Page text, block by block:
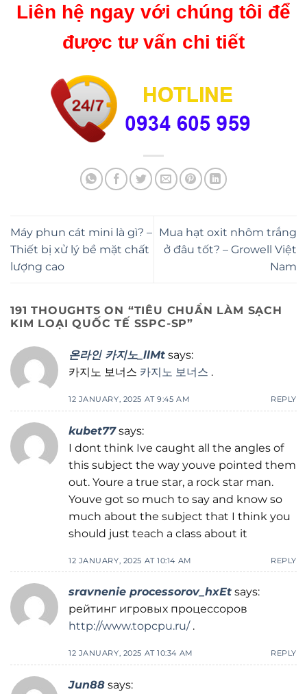
Liên hệ ngay với chúng tôi để
được tư vấn chi tiết
Máy phun cát mini là gì? –
Thiết bị xử lý bề mặt chất
lượng cao
Mua hạt oxit nhôm trắng
ở đâu tốt? – Growell Việt
Nam
191 THOUGHTS ON “TIÊU CHUẨN LÀM SẠCH
KIM LOẠI QUỐC TẾ SSPC-SP”
온라인 카지노_llMt says:
카지노 보너스 카지노 보너스 .
12 JANUARY, 2025 AT 9:45 AM REPLY
kubet77 says:
I dont think Ive caught all the angles of
this subject the way youve pointed them
out. Youre a true star, a rock star man.
Youve got so much to say and know so
much about the subject that I think you
should just teach a class about it
12 JANUARY, 2025 AT 10:14 AM REPLY
sravnenie processorov_hxEt says:
рейтинг игровых процессоров
http://www.topcpu.ru/.
12 JANUARY, 2025 AT 10:34 AM REPLY
Jun88 says: